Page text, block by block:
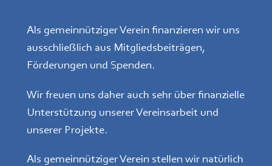
Als gemeinnütziger Verein finanzieren wir uns
ausschließlich aus Mitgliedsbeiträgen,
Förderungen und Spenden.
Wir freuen uns daher auch sehr über finanzielle
Unterstützung unserer Vereinsarbeit und
unserer Projekte.
Als gemeinnütziger Verein stellen wir natürlich